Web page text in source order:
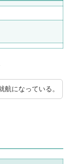
になっている。